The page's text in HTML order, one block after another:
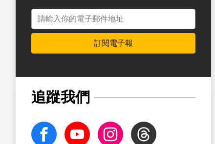
電子郵件地址
訂閱電子報
追蹤我們
facebook Youtube InstagramThreads